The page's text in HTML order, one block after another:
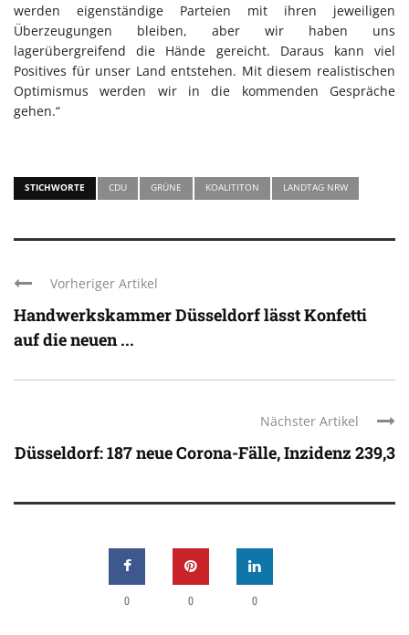
werden eigenständige Parteien mit ihren jeweiligen
Überzeugungen bleiben, aber wir haben uns
lagerübergreifend die Hände gereicht. Daraus kann viel
Positives für unser Land entstehen. Mit diesem realistischen
Optimismus werden wir in die kommenden Gespräche
gehen.“
STICHWORTE CDU GRÜNE KOALITITON LANDTAG NRW
Vorheriger Artikel
Handwerkskammer Düsseldorf lässt Konfetti
auf die neuen ...
Nächster Artikel
Düsseldorf: 187 neue Corona-Fälle, Inzidenz 239,3
0 0 0